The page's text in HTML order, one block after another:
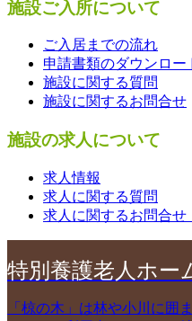
施設ご入所について
ご入居までの流れ
申請書類のダウンロー
施設に関する質問
施設に関するお問合せ
施設の求人について
求人情報
求人に関する質問
求人に関するお問合せ
特別養護老人ホー
「椋の木」は林や小川に囲